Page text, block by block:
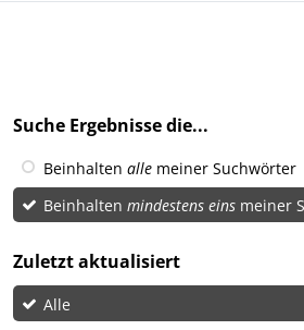
Suche Ergebnisse die...
Beinhaltenalle meiner Suchwörter
Beinhaltenmindestens eins meiner
Zuletzt aktualisiert
Alle